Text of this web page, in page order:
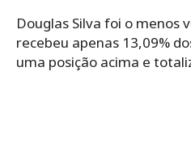
Douglas Silva foi o menos
recebeu apenas 13,09%
uma posição acima e